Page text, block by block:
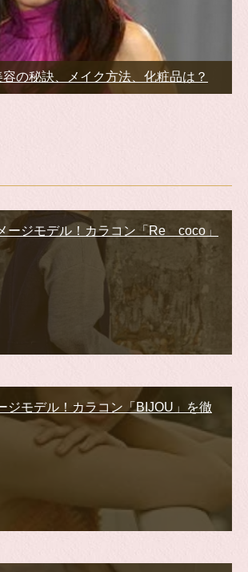
の秘訣、メイク方法、化粧品は？
ージモデル！カラコン「Re coco」
ジモデル！カラコン「BIJOU」を徹